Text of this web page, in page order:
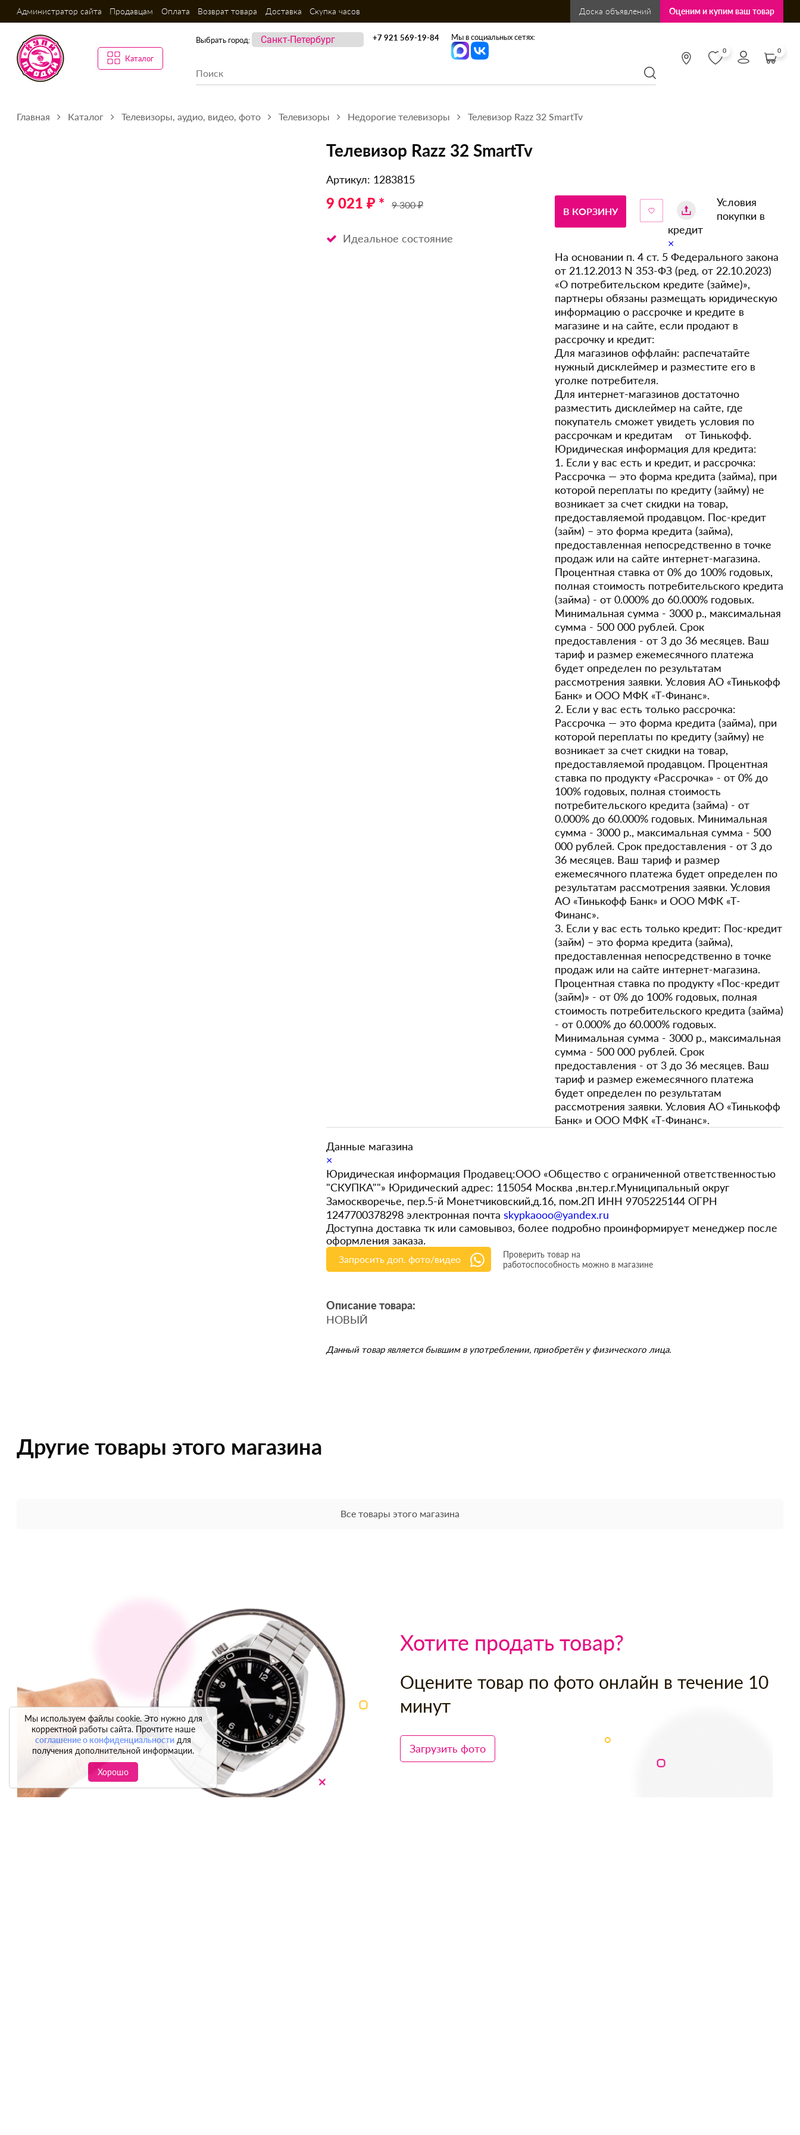
Администратор сайта Продавцам Оплата Возврат товара Доставка Скупка часов Доска объявлений Оценим и купим ваш товар
Каталог
Выбрать город: +7 921 569-19-84 Мы в социальных сетях:
0 0
Главная Каталог Телевизоры, аудио, видео, фото Телевизоры Недорогие телевизоры Телевизор Razz 32 SmartTv
Телевизор Razz 32 SmartTv
Артикул: 1283815
9 021 ₽ * 9 300 ₽
Идеальное состояние
В КОРЗИНУ
Условия
покупки в
кредит
×
На основании п. 4 ст. 5 Федерального закона
от 21.12.2013 N 353-ФЗ (ред. от 22.10.2023)
«О потребительском кредите (займе)»,
партнеры обязаны размещать юридическую
информацию о рассрочке и кредите в
магазине и на сайте, если продают в
рассрочку и кредит:
Для магазинов оффлайн: распечатайте
нужный дисклеймер и разместите его в
уголке потребителя.
Для интернет-магазинов достаточно
разместить дисклеймер на сайте, где
покупатель сможет увидеть условия по
рассрочкам и кредитам от Тинькофф.
Юридическая информация для кредита:
1. Если у вас есть и кредит, и рассрочка:
Рассрочка — это форма кредита (займа), при
которой переплаты по кредиту (займу) не
возникает за счет скидки на товар,
предоставляемой продавцом. Пос-кредит
(займ) – это форма кредита (займа),
предоставленная непосредственно в точке
продаж или на сайте интернет-магазина.
Процентная ставка от 0% до 100% годовых,
полная стоимость потребительского кредита
(займа) - от 0.000% до 60.000% годовых.
Минимальная сумма - 3000 р., максимальная
сумма - 500 000 рублей. Срок
предоставления - от 3 до 36 месяцев. Ваш
тариф и размер ежемесячного платежа
будет определен по результатам
рассмотрения заявки. Условия АО «Тинькофф
Банк» и ООО МФК «Т-Финанс».
2. Если у вас есть только рассрочка:
Рассрочка — это форма кредита (займа), при
которой переплаты по кредиту (займу) не
возникает за счет скидки на товар,
предоставляемой продавцом. Процентная
ставка по продукту «Рассрочка» - от 0% до
100% годовых, полная стоимость
потребительского кредита (займа) - от
0.000% до 60.000% годовых. Минимальная
сумма - 3000 р., максимальная сумма - 500
000 рублей. Срок предоставления - от 3 до
36 месяцев. Ваш тариф и размер
ежемесячного платежа будет определен по
результатам рассмотрения заявки. Условия
АО «Тинькофф Банк» и ООО МФК «Т-
Финанс».
3. Если у вас есть только кредит: Пос-кредит
(займ) – это форма кредита (займа),
предоставленная непосредственно в точке
продаж или на сайте интернет-магазина.
Процентная ставка по продукту «Пос-кредит
(займ)» - от 0% до 100% годовых, полная
стоимость потребительского кредита (займа)
- от 0.000% до 60.000% годовых.
Минимальная сумма - 3000 р., максимальная
сумма - 500 000 рублей. Срок
предоставления - от 3 до 36 месяцев. Ваш
тариф и размер ежемесячного платежа
будет определен по результатам
рассмотрения заявки. Условия АО «Тинькофф
Банк» и ООО МФК «Т-Финанс».
Данные магазина
×
Юридическая информация Продавец:ООО «Общество с ограниченной ответственностью
"СКУПКА""» Юридический адрес: 115054 Москва ,вн.тер.г.Муниципальный округ
Замоскворечье, пер.5-й Монетчиковский,д.16, пом.2П ИНН 9705225144 ОГРН
1247700378298 электронная почта skypkaooo@yandex.ru
Доступна доставка тк или самовывоз, более подробно проинформирует менеджер после
оформления заказа.
Запросить доп. фото/видео
Проверить товар на
работоспособность можно в магазине
Описание товара:
НОВЫЙ
Данный товар является бывшим в употреблении, приобретён у физического лица.
Другие товары этого магазина
Все товары этого магазина
Хотите продать товар?
Оцените товар по фото онлайн в течение 10
минут
Загрузить фото
Мы используем файлы cookie. Это нужно для
корректной работы сайта. Прочтите наше
соглашение о конфиденциальности для
получения дополнительной информации.
Хорошо